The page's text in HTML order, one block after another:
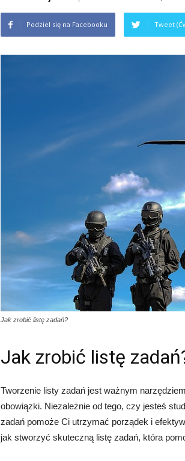
na
Podziel się na Facebooku Tweet
Jak zrobić listę zadań?
Jak zrobić listę
Tworzenie listy zadań jest ważnym
obowiązki. Niezależnie od tego, czy jesteś
zadań pomoże Ci utrzymać porządek i
jak stworzyć skuteczną listę zadań, która